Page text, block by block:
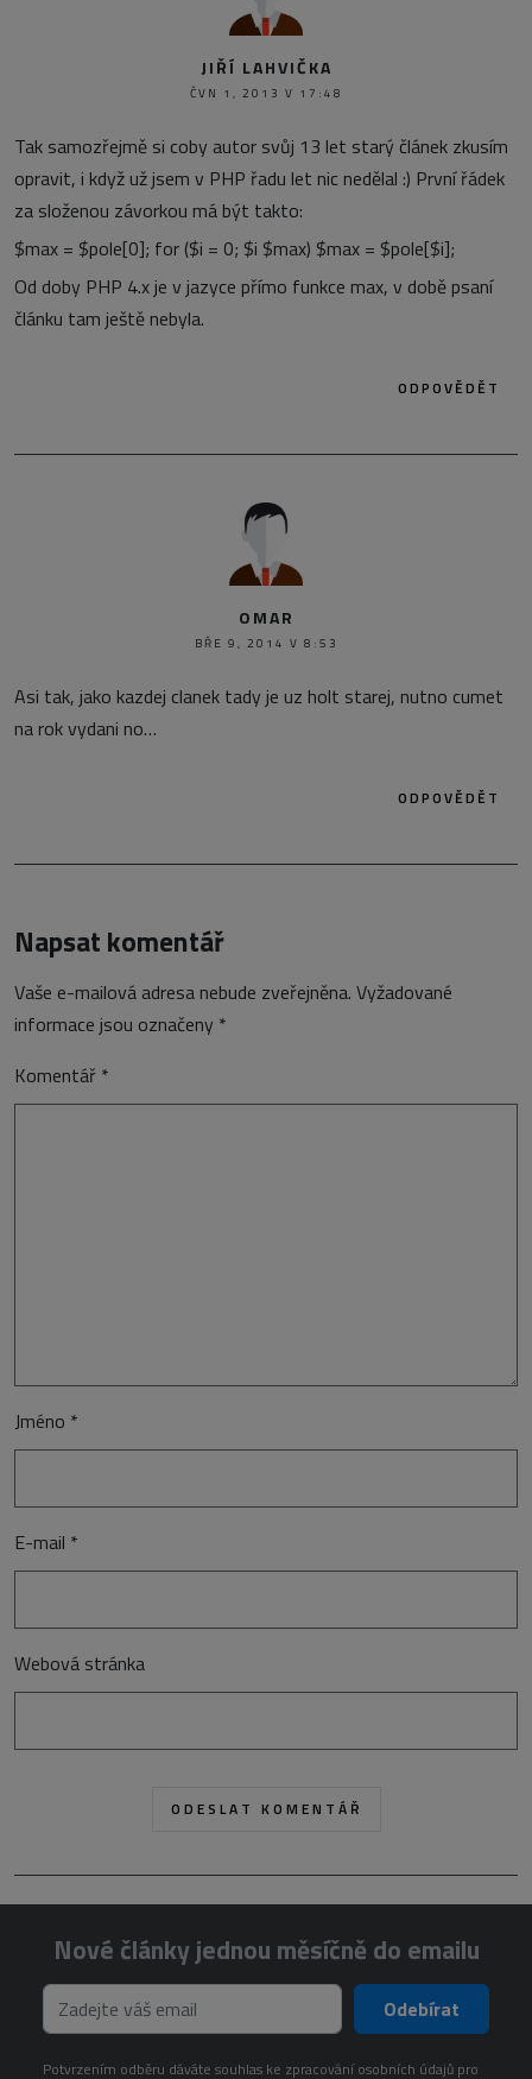
JIŘÍ LAHVIČKA
ČVN 1, 2013 V 17:48
Tak samozřejmě si coby autor svůj 13 let starý článek zkusím
opravit, i když už jsem v PHP řadu let nic nedělal :) První řádek
za složenou závorkou má být takto:
$max = $pole[0]; for ($i = 0; $i $max) $max = $pole[$i];
Od doby PHP 4.x je v jazyce přímo funkce max, v době psaní
článku tam ještě nebyla.
ODPOVĚDĚT
OMAR
BŘE 9, 2014 V 8:53
Asi tak, jako kazdej clanek tady je uz holt starej, nutno cumet
na rok vydani no…
ODPOVĚDĚT
Napsat komentář
Vaše e-mailová adresa nebude zveřejněna. Vyžadované
informace jsou označeny *
Komentář *
Jméno *
E-mail *
Webová stránka
Nové články jednou měsíčně do emailu
Odebírat
Potvrzením odběru dáváte souhlas ke zpracování osobních údajů pro